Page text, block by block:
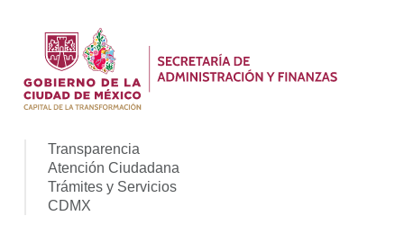
Transparencia
Atención Ciudadana
Trámites y Servicios
CDMX